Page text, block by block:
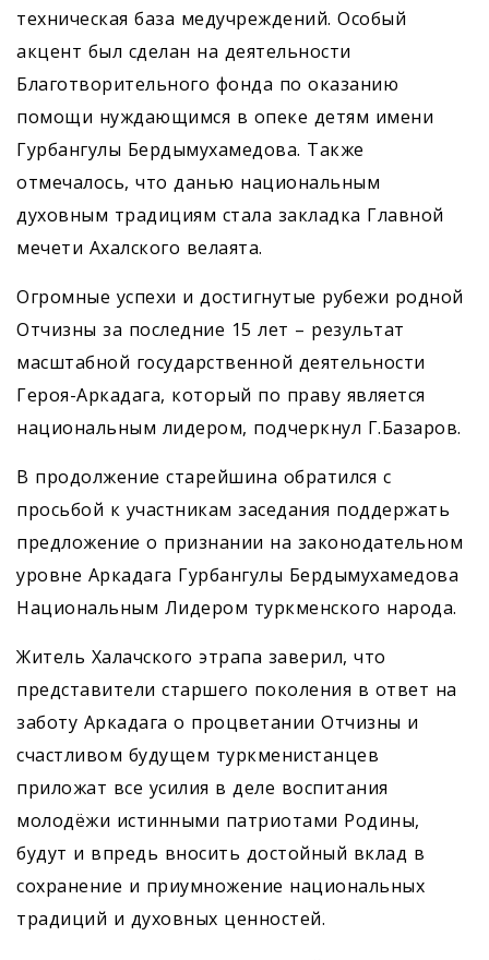
техническая база медучреждений. Особый
акцент был сделан на деятельности
Благотворительного фонда по оказанию
помощи нуждающимся в опеке детям имени
Гурбангулы Бердымухамедова. Также
отмечалось, что данью национальным
духовным традициям стала закладка Главной
мечети Ахалского велаята.
Огромные успехи и достигнутые рубежи родной
Отчизны за последние 15 лет – результат
масштабной государственной деятельности
Героя-Аркадага, который по праву является
национальным лидером, подчеркнул Г.Базаров.
В продолжение старейшина обратился с
просьбой к участникам заседания поддержать
предложение о признании на законодательном
уровне Аркадага Гурбангулы Бердымухамедова
Национальным Лидером туркменского народа.
Житель Халачского этрапа заверил, что
представители старшего поколения в ответ на
заботу Аркадага о процветании Отчизны и
счастливом будущем туркменистанцев
приложат все усилия в деле воспитания
молодёжи истинными патриотами Родины,
будут и впредь вносить достойный вклад в
сохранение и приумножение национальных
традиций и духовных ценностей.